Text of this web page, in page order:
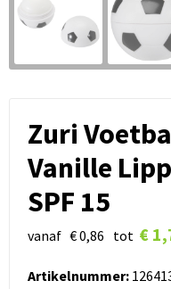
Zuri
Vanille
SPF 15
vanaf € 0,86 tot €
Artikelnummer: